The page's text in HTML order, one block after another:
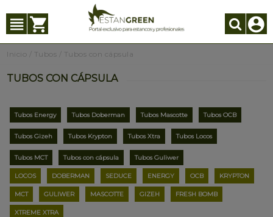
Inicio Tubos Tubos con cápsula
TUBOS CON CÁPSULA
Tubos Energy Tubos Doberman Tubos Mascotte Tubos OCB
Tubos Gizeh Tubos Krypton Tubos Xtra Tubos Locos
Tubos MCT Tubos con cápsula Tubos Guliwer
LOCOS DOBERMAN SEDUCE ENERGY OCB KRYPTON
MCT GULIWER MASCOTTE GIZEH FRESH BOMB
XTREME XTRA